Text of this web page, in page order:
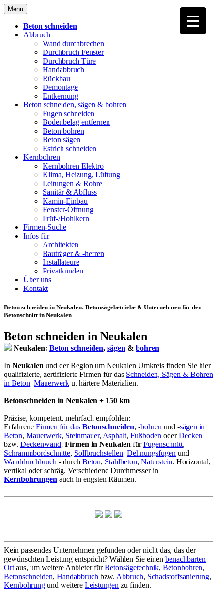
Skip
to
content
Menu
Beton schneiden
Abbruch
Wand durchbrechen
Durchbruch Fenster
Durchbruch Türe
Handabbruch
Rückbau
Demontage
Entkernung
Beton schneiden, sägen & bohren
Fugen schneiden
Bodenbelag entfernen
Beton bohren
Beton sägen
Estrich schneiden
Kernbohren
Kernbohren Elektro
Klima, Heizung, Lüftung
Leitungen & Rohre
Sanitär & Abfluss
Kamin-Einbau
Fenster-Öffnung
Prüf-/Hohlkern
Firmen-Suche
Infos für
Architekten
Bauträger & -herren
Installateure
Privatkunden
Über uns
Kontakt
Beton schneiden in Neukalen: Betonsägebetriebe & Unternehmen für den
Betonschnitt in Neukalen
Beton schneiden in Neukalen
Neukalen: Beton schneiden, sägen & bohren
In Neukalen und der Region um Neukalen Umkreis finden Sie hier
qualifizierte, zertifizierte Firmen für das Schneiden, Sägen & Bohren
in Beton, Mauerwerk u. härtere Materialien.
Betonschneiden in Neukalen + 150 km
Präzise, kompetent, mehrfach empfohlen:
Erfahrene Firmen für das Betonschneiden, -bohren und -sägen in
Beton, Mauerwerk, Steinmauer, Asphalt, Fußboden oderDecken
bzw. Deckenwand; Firmen in Neukalen fürFugenschnitt,
Schrammbordschnitte, Sollbruchstellen, Dehnungsfugen und
Wanddurchbruch - durch Beton, Stahlbeton, Naturstein. Horizontal,
vertikal oder schräg. Verschiedene Durchmesser in
Kernbohrungen auch in engsten Räumen.
Kein passendes Unternehmen gefunden oder nicht das, das der
gewünschten Leistung entspricht? Wählen Sie einen benachbarten
Ort aus, um weitere Anbieter fürBetonsägetechnik, Betonbohren,
Betonschneiden, Handabbruch bzw. Abbruch, Schadstoffsanierung,
Kernbohrung und weitere Leistungen zu finden.